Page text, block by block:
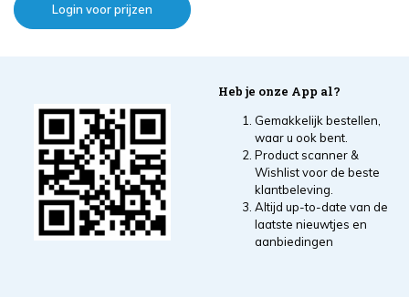
Login voor prijzen
Heb je onze App al?
Gemakkelijk bestellen,
waar u ook bent.
Product scanner &
Wishlist voor de beste
klantbeleving.
Altijd up-to-date van de
laatste nieuwtjes en
aanbiedingen